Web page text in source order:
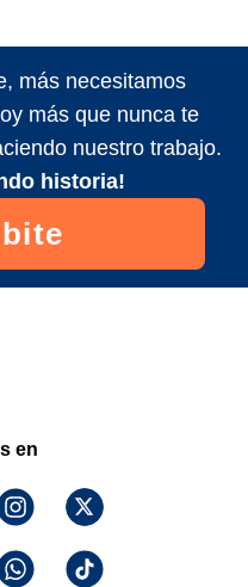
más necesitamos
más que nunca te
nuestro trabajo.
historia!
en